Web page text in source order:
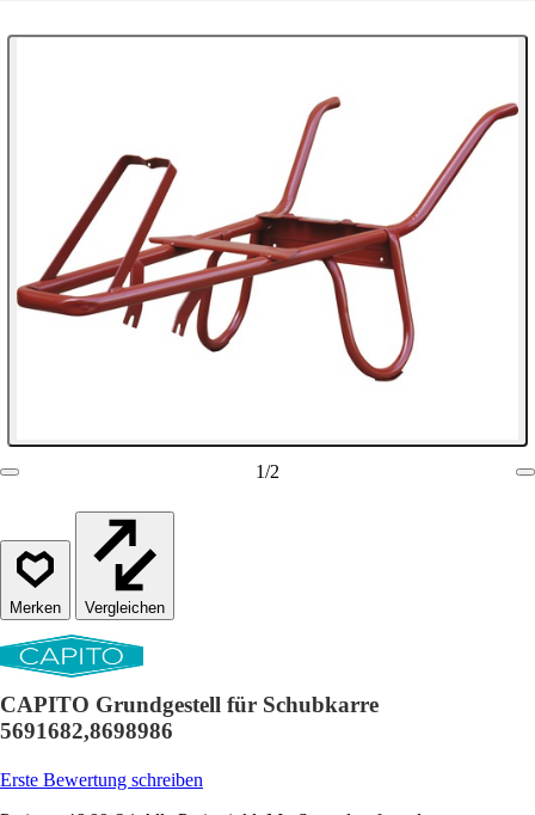
1/2
Vergleichen
CAPITO Grundgestell für Schubkarre
5691682,8698986
Erste Bewertung schreiben